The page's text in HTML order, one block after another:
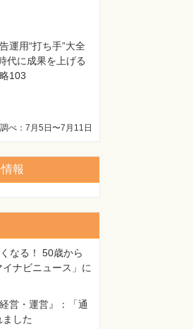
運用“打ち手”大全
代に成果を上げる
103
べ：7月5日〜7月11日
報
なる！ 50歳から
ナビニュース」に
営・運営』：「通
した